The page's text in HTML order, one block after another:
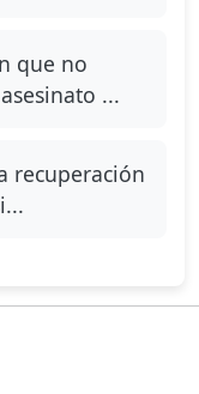
que no
...
recuperación